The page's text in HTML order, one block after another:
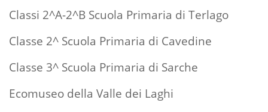
Classi 2^A-2^B Scuola Primaria di Terlago
Classe 2^ Scuola Primaria di Cavedine
Classe 3^ Scuola Primaria di Sarche
Ecomuseo della Valle dei Laghi